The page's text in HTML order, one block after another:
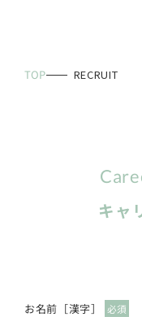
TOP RECRUIT
キャ
お名前［漢字］ 必須